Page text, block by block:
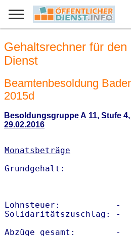
Gehaltsrechner für den
Dienst
Beamtenbesoldung
2015d
Besoldungsgruppe A 11, Stufe 4,
29.02.2016
Monatsbeträge
Lohnsteuer:           -
Solidaritätszuschlag: -
Abzüge gesamt:        -